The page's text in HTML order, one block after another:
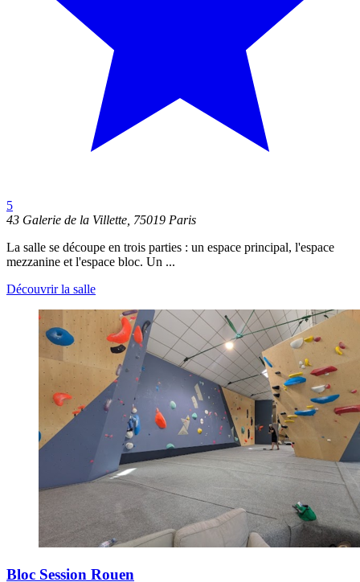
5
43 Galerie de la Villette, 75019 Paris
La salle se découpe en trois parties : un espace principal, l'espace
mezzanine et l'espace bloc. Un ...
Découvrir la salle
Bloc Session Rouen